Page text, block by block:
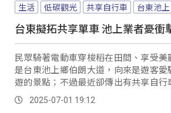
生活 低碳觀光 共享自行車 台東池上
台東擬拓共享單車 池上業者憂衝
民眾騎著電動車穿梭稻在田間、享受
是台東池上鄉伯朗大道，向來是遊客
遊的景點；不過最近卻傳出有共享自行
點，打算放置100台自行車供旅客使用
地租車業者強力反彈。
2025-07-01 19:12